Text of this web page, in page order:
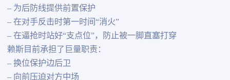
– 为后防线提供前置保护
– 在对手反击时第一时间“消火”
– 在逼抢时站好“支点位”，防止被一脚直塞打穿
赖斯目前承担了巨量职责：
– 换位保护边后卫
– 向前压迫对方中场